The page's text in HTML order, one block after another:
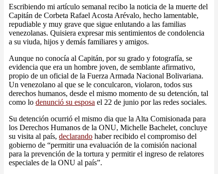
Escribiendo mi artículo semanal recibo la noticia de la muerte del
Capitán de Corbeta Rafael Acosta Arévalo, hecho lamentable,
repudiable y muy grave que sigue enlutando a las familias
venezolanas. Quisiera expresar mis sentimientos de condolencia
a su viuda, hijos y demás familiares y amigos.
Aunque no conocía al Capitán, por su grado y fotografía, se
evidencia que era un hombre joven, de semblante afirmativo,
propio de un oficial de la Fuerza Armada Nacional Bolivariana.
Un venezolano al que se le conculcaron, violaron, todos sus
derechos humanos, desde el mismo momento de su detención, tal
como lo denunció su esposa el 22 de junio por las redes sociales.
Su detención ocurrió el mismo dia que la Alta Comisionada para
los Derechos Humanos de la ONU, Michelle Bachelet, concluye
su visita al país, declarando haber recibido el compromiso del
gobierno de “permitir una evaluación de la comisión nacional
para la prevención de la tortura y permitir el ingreso de relatores
especiales de la ONU al país”.